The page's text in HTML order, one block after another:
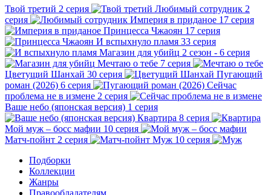
Твой третий 2 серия Любимый сотрудник 2
серия
Империя в приданое 17 серия
Принцесса Чжаоян 17 серия
И вспыхнуло пламя 33 серия
Магазин для убийц 2 сезон - 6 серия
Мечтаю о тебе 7 серия
Цветущий Шанхай 30 серия
Пугающий
роман (2026) 6 серия
Сейчас
проблема не в измене 2 серия
Ваше небо (японская версия) 1 серия
Квартира 8 серия
Мой муж – босс мафии 10 серия
Матч-пойнт 2 серия Муж 10 серия
Подборки
Коллекции
Жанры
Правообладателям